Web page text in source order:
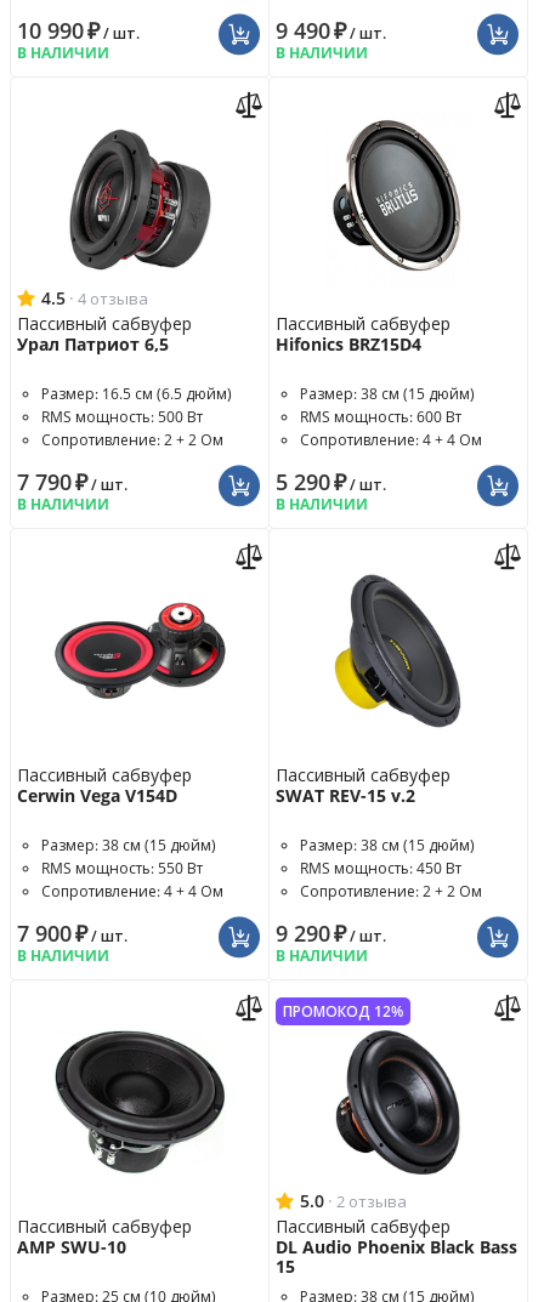
10 990₽/ шт.
В НАЛИЧИИ
9 490₽/ шт.
В НАЛИЧИИ
4.5 · 4 отзыва
Пассивный сабвуфер
Урал Патриот 6,5
Размер: 16.5 см (6.5 дюйм)
RMS мощность: 500 Вт
Сопротивление: 2 + 2 Ом
7 790₽/ шт.
В НАЛИЧИИ
Пассивный сабвуфер
Hifonics BRZ15D4
Размер: 38 см (15 дюйм)
RMS мощность: 600 Вт
Сопротивление: 4 + 4 Ом
5 290₽/ шт.
В НАЛИЧИИ
Пассивный сабвуфер
Cerwin Vega V154D
Размер: 38 см (15 дюйм)
RMS мощность: 550 Вт
Сопротивление: 4 + 4 Ом
7 900₽/ шт.
В НАЛИЧИИ
Пассивный сабвуфер
SWAT REV-15 v.2
Размер: 38 см (15 дюйм)
RMS мощность: 450 Вт
Сопротивление: 2 + 2 Ом
9 290₽/ шт.
В НАЛИЧИИ
Пассивный сабвуфер
AMP SWU-10
Размер: 25 см (10 дюйм)
ПРОМОКОД 12%
5.0 · 2 отзыва
Пассивный сабвуфер
DL Audio Phoenix Black Bass
15
Размер: 38 см (15 дюйм)